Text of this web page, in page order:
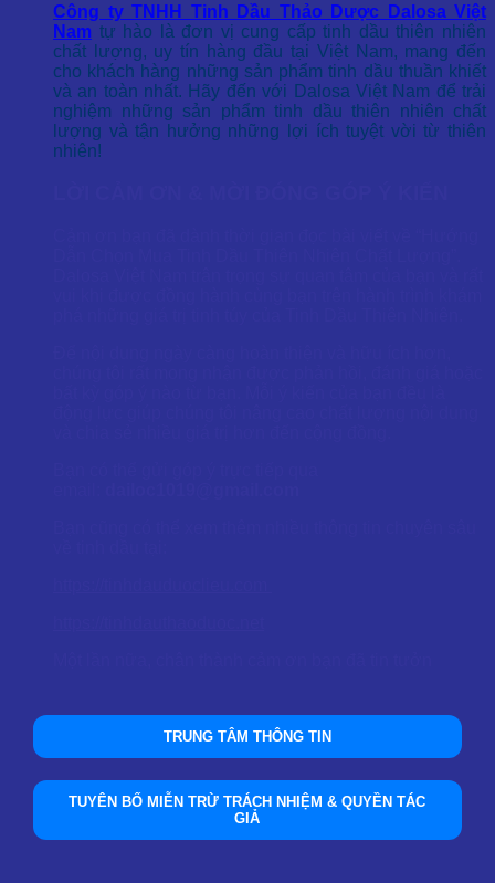
Công ty TNHH Tinh Dầu Thảo Dược Dalosa Việt
Nam tự hào là đơn vị cung cấp tinh dầu thiên nhiên
chất lượng, uy tín hàng đầu tại Việt Nam, mang đến
cho khách hàng những sản phẩm tinh dầu thuần khiết
và an toàn nhất. Hãy đến với Dalosa Việt Nam để trải
nghiệm những sản phẩm tinh dầu thiên nhiên chất
lượng và tận hưởng những lợi ích tuyệt vời từ thiên
nhiên!
TRUNG TÂM THÔNG TIN
TUYÊN BỐ MIỄN TRỪ TRÁCH NHIỆM & QUYỀN TÁC
GIẢ